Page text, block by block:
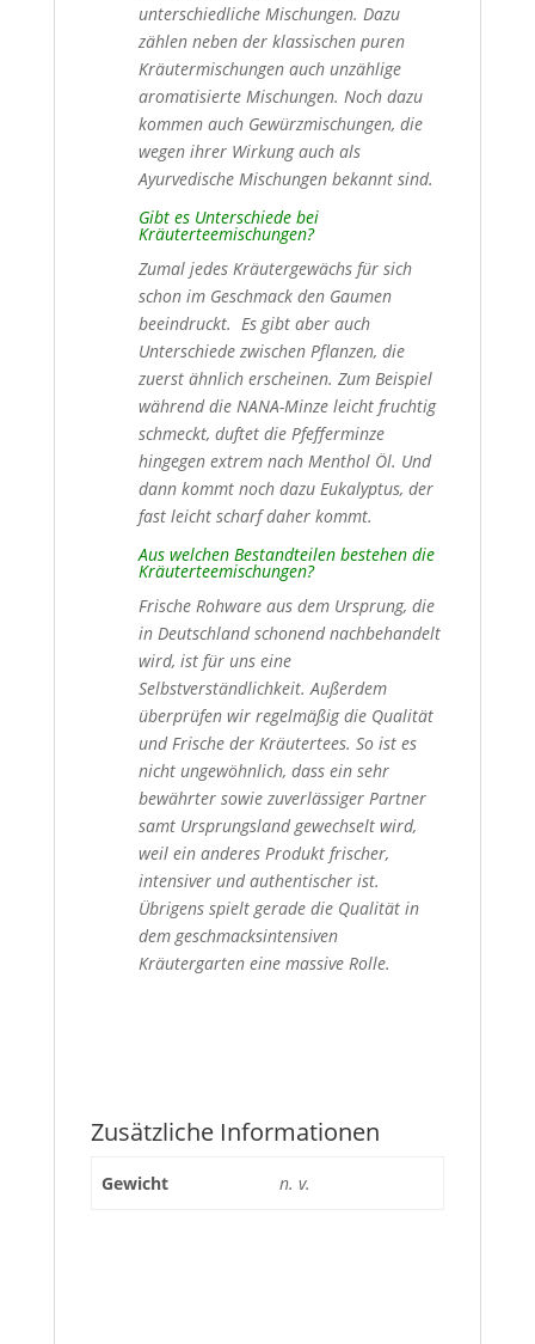
unterschiedliche Mischungen. Dazu
zählen neben der klassischen puren
Kräutermischungen auch unzählige
aromatisierte Mischungen. Noch dazu
kommen auch Gewürzmischungen, die
wegen ihrer Wirkung auch als
Ayurvedische Mischungen bekannt sind.
Gibt es Unterschiede bei
Kräuterteemischungen?
Zumal jedes Kräutergewächs für sich
schon im Geschmack den Gaumen
beeindruckt. Es gibt aber auch
Unterschiede zwischen Pflanzen, die
zuerst ähnlich erscheinen. Zum Beispiel
während die NANA-Minze leicht fruchtig
schmeckt, duftet die Pfefferminze
hingegen extrem nach Menthol Öl. Und
dann kommt noch dazu Eukalyptus, der
fast leicht scharf daher kommt.
Aus welchen Bestandteilen bestehen die
Kräuterteemischungen?
Frische Rohware aus dem Ursprung, die
in Deutschland schonend nachbehandelt
wird, ist für uns eine
Selbstverständlichkeit. Außerdem
überprüfen wir regelmäßig die Qualität
und Frische der Kräutertees. So ist es
nicht ungewöhnlich, dass ein sehr
bewährter sowie zuverlässiger Partner
samt Ursprungsland gewechselt wird,
weil ein anderes Produkt frischer,
intensiver und authentischer ist.
Übrigens spielt gerade die Qualität in
dem geschmacksintensiven
Kräutergarten eine massive Rolle.
Zusätzliche Informationen
Gewicht n. v.